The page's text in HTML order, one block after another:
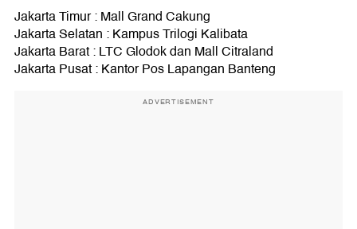
Jakarta Timur : Mall Grand Cakung
Jakarta Selatan : Kampus Trilogi Kalibata
Jakarta Barat : LTC Glodok dan Mall Citraland
Jakarta Pusat : Kantor Pos Lapangan Banteng
ADVERTISEMENT